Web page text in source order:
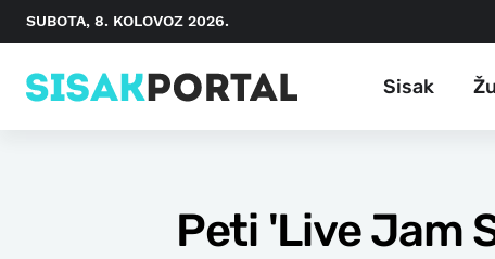
SUBOTA, 8. KOLOVOZ 2026.
Sisak
Peti 'Live Jam